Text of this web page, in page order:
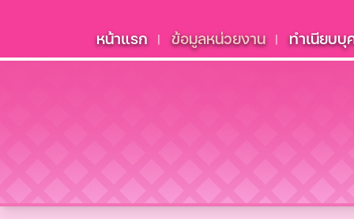
หน้าแรก | ข้อมูลหน่วยงาน | ทำเนียบบุ